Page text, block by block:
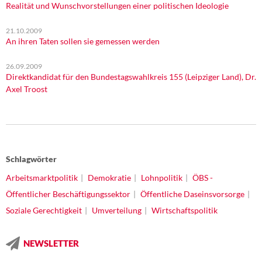
Realität und Wunschvorstellungen einer politischen Ideologie
21.10.2009
An ihren Taten sollen sie gemessen werden
26.09.2009
Direktkandidat für den Bundestagswahlkreis 155 (Leipziger Land), Dr.
Axel Troost
Schlagwörter
Arbeitsmarktpolitik
Demokratie Lohnpolitik
ÖBS -
Öffentlicher Beschäftigungssektor
Öffentliche Daseinsvorsorge
Soziale Gerechtigkeit
Umverteilung Wirtschaftspolitik
NEWSLETTER